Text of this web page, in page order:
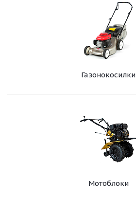
Газонокосилки
Мотоблоки